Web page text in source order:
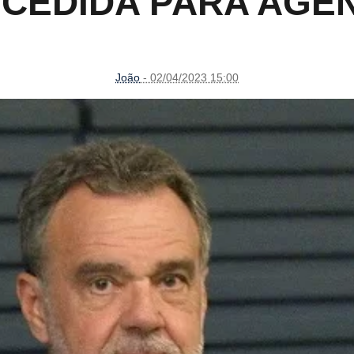
João - 02/04/2023 15:00